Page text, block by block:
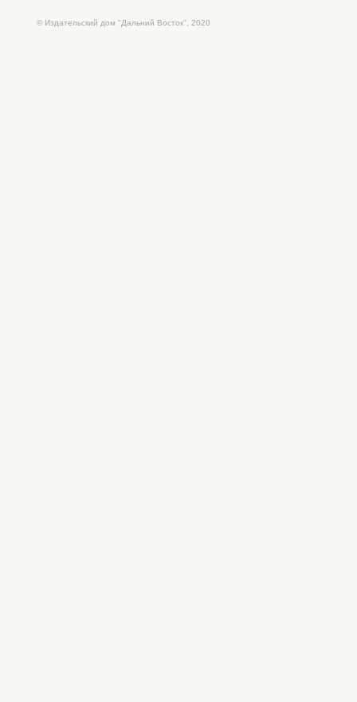
© Издательский дом "Дальний Восток", 2020